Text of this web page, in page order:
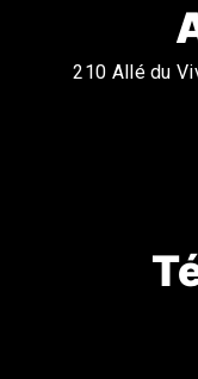
210 Allé du